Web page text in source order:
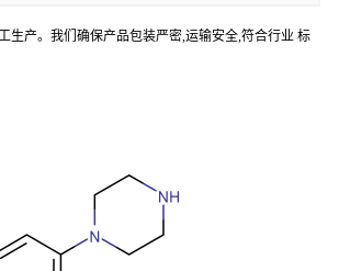
生产。我们确保产品包装严密,运输安全,符合行业 标